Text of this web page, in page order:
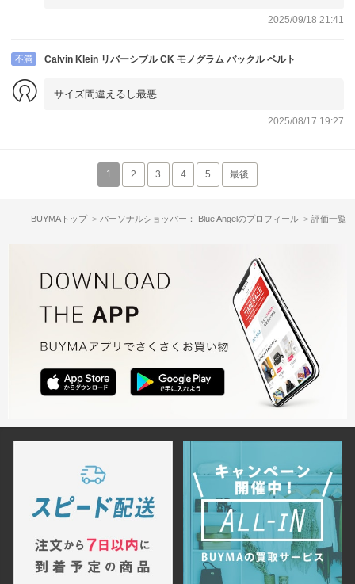
2025/09/18 21:41
不満 Calvin Klein リバーシブル CK モノグラム バックル ベルト
サイズ間違えるし最悪
2025/08/17 19:27
1 2 3 4 5 最後
BUYMAトップ パーソナルショッパー： Blue Angelのプロフィール 評価一覧